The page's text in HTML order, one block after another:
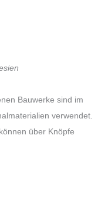
Bauwerke sind im
verwendet.
über Knöpfe